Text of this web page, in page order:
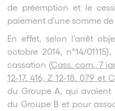
de préemption et le
paiement d’une somme de
En effet, selon l’arrêt
octobre 2014, n°14/
cassation (Cass. com., 7
12-17. 416, Z 12-18. 079 et
du Groupe A, qui avaient
du Groupe B et pour